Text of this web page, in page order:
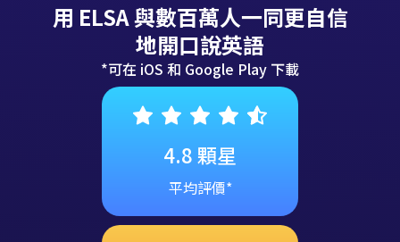
用 ELSA 與數百萬人一同更自信
地開口說英語
*可在 iOS 和 Google Play 下載
4.8 顆星
平均評價*